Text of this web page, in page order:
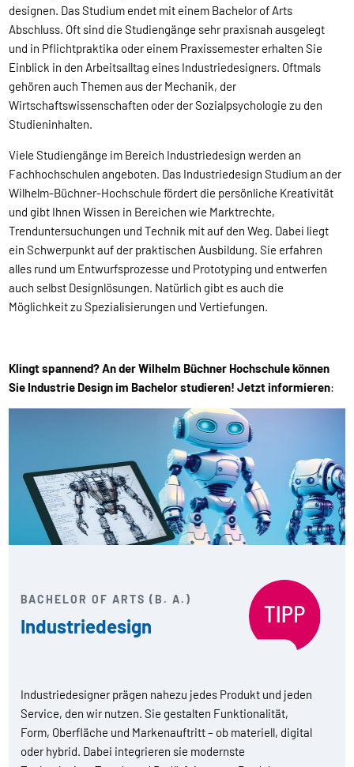
designen. Das Studium endet mit einem Bachelor of Arts
Abschluss. Oft sind die Studiengänge sehr praxisnah ausgelegt
und in Pflichtpraktika oder einem Praxissemester erhalten Sie
Einblick in den Arbeitsalltag eines Industriedesigners. Oftmals
gehören auch Themen aus der Mechanik, der
Wirtschaftswissenschaften oder der Sozialpsychologie zu den
Studieninhalten.
Viele Studiengänge im Bereich Industriedesign werden an
Fachhochschulen angeboten. Das Industriedesign Studium an der
Wilhelm-Büchner-Hochschule fördert die persönliche Kreativität
und gibt Ihnen Wissen in Bereichen wie Marktrechte,
Trenduntersuchungen und Technik mit auf den Weg. Dabei liegt
ein Schwerpunkt auf der praktischen Ausbildung. Sie erfahren
alles rund um Entwurfsprozesse und Prototyping und entwerfen
auch selbst Designlösungen. Natürlich gibt es auch die
Möglichkeit zu Spezialisierungen und Vertiefungen.
Klingt spannend? An der Wilhelm Büchner Hochschule können
Sie Industrie Design im Bachelor studieren! Jetzt informieren:
BACHELOR OF ARTS (B. A.)
Industriedesign
Industriedesigner prägen nahezu jedes Produkt und jeden
Service, den wir nutzen. Sie gestalten Funktionalität,
Form, Oberfläche und Markenauftritt – ob materiell, digital
oder hybrid. Dabei integrieren sie modernste